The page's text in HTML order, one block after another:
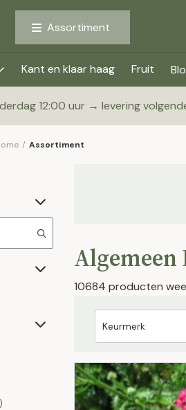
Assortiment
Kant en klaar haag Fruit
12:00 uur → levering
/ Assortiment
Algemeen
10684 producten